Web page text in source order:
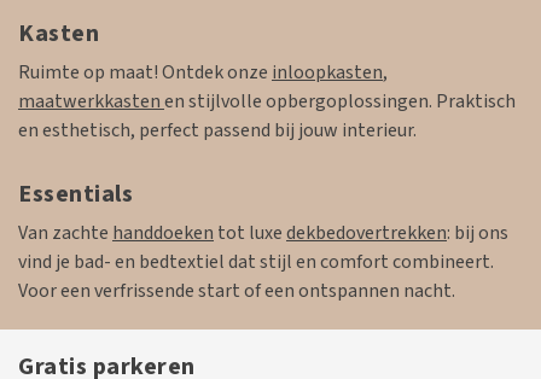
Kasten
Ruimte op maat! Ontdek onze inloopkasten,
maatwerkkastenen stijlvolle opbergoplossingen. Praktisch
en esthetisch, perfect passend bij jouw interieur.
Essentials
Van zachte handdoeken tot luxedekbedovertrekken: bij ons
vind je bad- en bedtextiel dat stijl en comfort combineert.
Voor een verfrissende start of een ontspannen nacht.
Gratis parkeren